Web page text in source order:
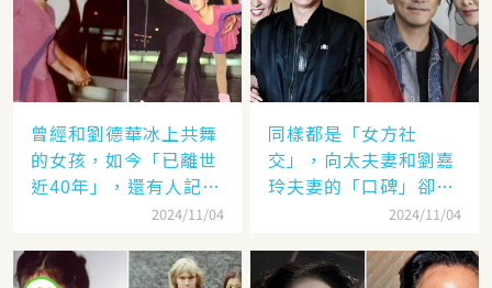
曾經和劉德華冰上共舞
的女孩，如今「已離世
近40年」，還有人記得
2024/11/04
同樣都是「女方社
交」，向太夫妻和劉嘉
玲夫妻的「口碑」卻差
太遠：聽她們對「另一
2024/11/04